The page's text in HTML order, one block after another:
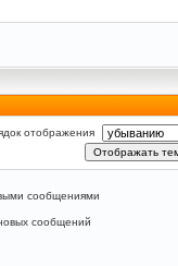
отображения
сообщениями
сообщений